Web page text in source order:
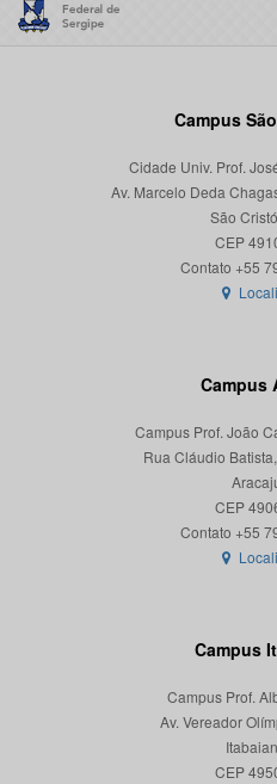
Campus
Cidade Univ. Prof.
Av. Marcelo Deda
São
CEP
Campus
Campus Prof. João
Rua Cláudio
CEP
Campus
Campus Prof.
Av. Vereador
CEP